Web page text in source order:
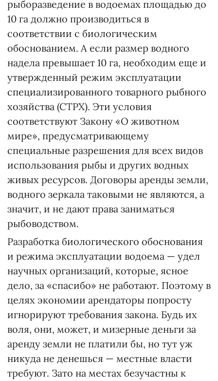
рыборазведение в водоемах площадью до
10 га должно производиться в
соответствии с биологическим
обоснованием. А если размер водного
надела превышает 10 га, необходим еще и
утвержденный режим эксплуатации
специализированного товарного рыбного
хозяйства (СТРХ). Эти условия
соответствуют Закону «О животном
мире», предусматривающему
специальные разрешения для всех видов
использования рыбы и других водных
живых ресурсов. Договоры аренды земли,
водного зеркала таковыми не являются, а
значит, и не дают права заниматься
рыбоводством.
Разработка биологического обоснования
и режима эксплуатации водоема — удел
научных организаций, которые, ясное
дело, за «спасибо» не работают. Поэтому в
целях экономии арендаторы попросту
игнорируют требования закона. Будь их
воля, они, может, и мизерные деньги за
аренду земли не платили бы, но тут уж
никуда не денешься — местные власти
требуют. Зато на местах безучастны к